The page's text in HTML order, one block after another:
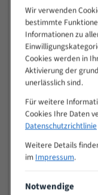
30
50
80
> 100
VOLLMATERIAL
M (mm)
>
15 - 40
25 - 50
35 - 70
Wir verwenden
bestimmte
Informationen zu
Cookies werden in
Aktivierung der
unerlässlich sind.
Für weitere
Cookies Ihre Daten
Datenschutzrichtlinie
Weitere Details
im Impressum.
Notwendige